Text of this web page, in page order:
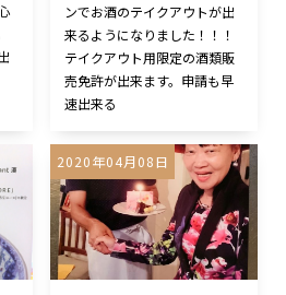
ンでお酒のテイクアウトが出
来るようになりました！！！
テイクアウト用限定の酒類販
売免許が出来ます。申請も早
速出来る
2020年04月08日